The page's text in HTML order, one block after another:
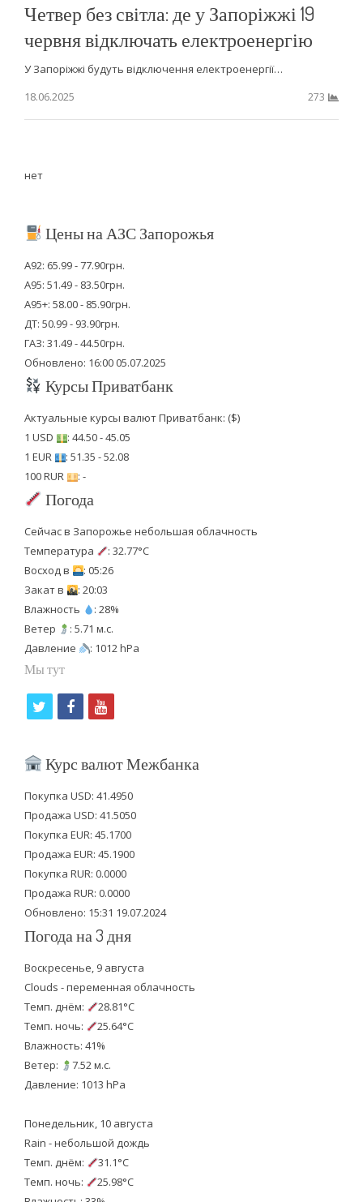
Четвер без світла: де у Запоріжжі 19
червня відключать електроенергію
У Запоріжжі будуть відключення електроенергії…
18.06.2025
273
нет
Цены на АЗС Запорожья
А92: 65.99 - 77.90грн.
А95: 51.49 - 83.50грн.
А95+: 58.00 - 85.90грн.
ДТ: 50.99 - 93.90грн.
ГАЗ: 31.49 - 44.50грн.
Обновлено: 16:00 05.07.2025
Курсы Приватбанк
Актуальные курсы валют Приватбанк: ($)
1 USD
: 44.50 - 45.05
1 EUR
: 51.35 - 52.08
100 RUR
: -
Погода
Сейчас в Запорожье небольшая облачность
Температура
: 32.77°C
Восход в
: 05:26
Закат в
: 20:03
Влажность
: 28%
Ветер
: 5.71 м.с.
Давление
: 1012 hPa
Мы тут
i
t
e
r
f
c
b
o
o
k
y
u
u
b
e
Курс валют Межбанка
Покупка USD: 41.4950
Продажа USD: 41.5050
Покупка EUR: 45.1700
Продажа EUR: 45.1900
Покупка RUR: 0.0000
Продажа RUR: 0.0000
Обновлено: 15:31 19.07.2024
Погода на 3 дня
Воскресенье, 9 августа
Clouds - переменная облачность
Темп. днём:
28.81°C
Темп. ночь:
25.64°C
Влажность: 41%
Ветер:
7.52 м.с.
Давление: 1013 hPa
Понедельник, 10 августа
Rain - небольшой дождь
Темп. днём:
31.1°C
Темп. ночь:
25.98°C